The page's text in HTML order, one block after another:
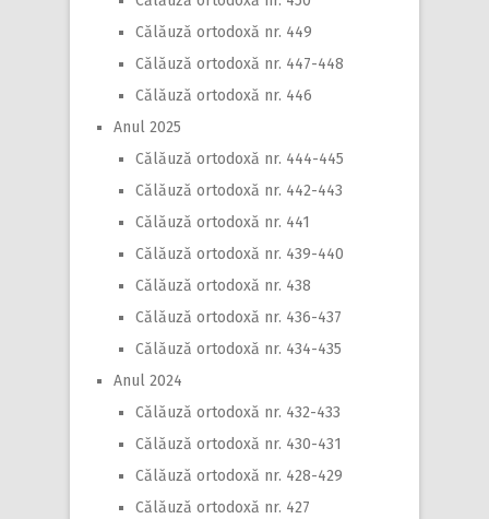
Călăuză ortodoxă nr. 449
Călăuză ortodoxă nr. 447-448
Călăuză ortodoxă nr. 446
Anul 2025
Călăuză ortodoxă nr. 444-445
Călăuză ortodoxă nr. 442-443
Călăuză ortodoxă nr. 441
Călăuză ortodoxă nr. 439-440
Călăuză ortodoxă nr. 438
Călăuză ortodoxă nr. 436-437
Călăuză ortodoxă nr. 434-435
Anul 2024
Călăuză ortodoxă nr. 432-433
Călăuză ortodoxă nr. 430-431
Călăuză ortodoxă nr. 428-429
Călăuză ortodoxă nr. 427